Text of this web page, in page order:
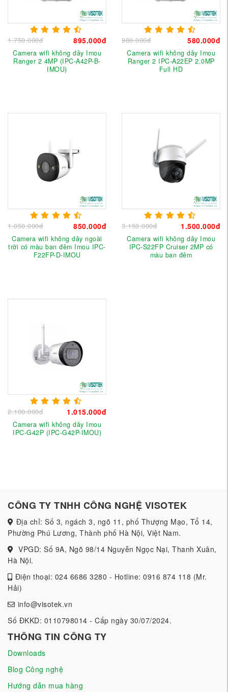
1.750.000đ 895.000đ
Camera wifi không dây Imou
Ranger 2 4MP (IPC-A42P-B-
IMOU)
980.000đ 580.000đ
Camera wifi không dây Imou
Ranger 2 IPC-A22EP 2.0MP
Full HD
1.050.000đ 850.000đ
Camera wifi không dây ngoài
trời có màu ban đêm Imou IPC-
F22FP-D-IMOU
3.150.000đ 1.500.000đ
Camera wifi không dây Imou
IPC-S22FP Cruiser 2MP có
màu ban đêm
2.100.000đ 1.015.000đ
Camera wifi không dây Imou
IPC-G42P (IPC-G42P-IMOU)
CÔNG TY TNHH CÔNG NGHỆ VISOTEK
Địa chỉ: Số 3, ngách 3, ngõ 11, phố Thượng Mạo, Tổ 14,
Phường Phú Lương, Thành phố Hà Nội, Việt Nam.
VPGD: Số 9A, Ngõ 98/14 Nguyễn Ngọc Nại, Thanh Xuân,
Hà Nội.
Điện thoại: 024 6686 3280 - Hotline: 0916 874 118 (Mr.
Hải)
info@visotek.vn
Số ĐKKD: 0110798014 - Cấp ngày 30/07/2024.
THÔNG TIN CÔNG TY
Downloads
Blog Công nghệ
Hướng dẫn mua hàng